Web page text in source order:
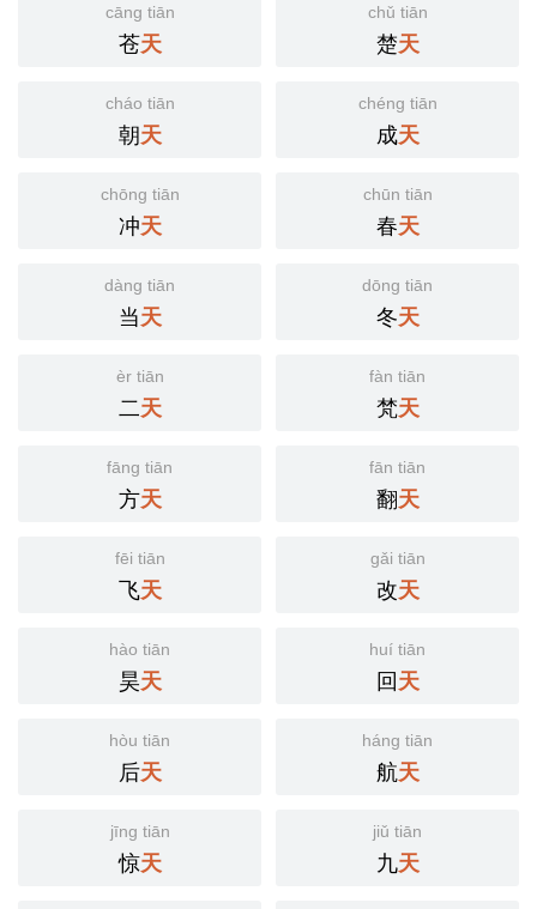
cāng tiān
苍天
chǔ tiān
楚天
cháo tiān
朝天
chéng tiān
成天
chōng tiān
冲天
chūn tiān
春天
dàng tiān
当天
dōng tiān
冬天
èr tiān
二天
fàn tiān
梵天
fāng tiān
方天
fān tiān
翻天
fēi tiān
飞天
gǎi tiān
改天
hào tiān
昊天
huí tiān
回天
hòu tiān
后天
háng tiān
航天
jīng tiān
惊天
jiǔ tiān
九天